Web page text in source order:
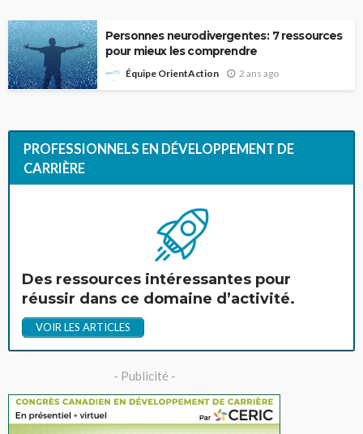
Personnes neurodivergentes : 7 ressources
pour mieux les comprendre
Équipe OrientAction 2 ans ago
PROFESSIONNELS EN DÉVELOPPEMENT DE
CARRIÈRE
Des ressources intéressantes pour
réussir dans ce domaine d’activité.
VOIR LES ARTICLES
- Publicité -